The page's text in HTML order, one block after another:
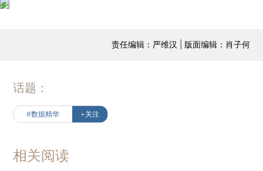
责任编辑：严维汉 | 版面编辑：肖子何
话题：
#数据精华 +关注
相关阅读